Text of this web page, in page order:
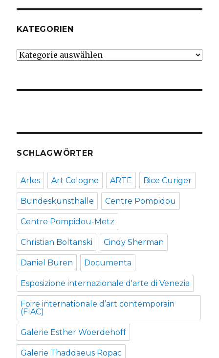
KATEGORIEN
Kategorien
SCHLAGWÖRTER
Arles Art Cologne ARTE Bice Curiger
Bundeskunsthalle Centre Pompidou
Centre Pompidou-Metz
Christian Boltanski Cindy Sherman
Daniel Buren Documenta
Esposizione internazionale d'arte di Venezia
Foire internationale d’art contemporain
(FIAC)
Galerie Esther Woerdehoff
Galerie Thaddaeus Ropac